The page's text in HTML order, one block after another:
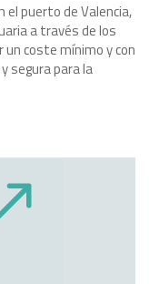
el puerto de Valencia,
a través de los
un coste mínimo y con
segura para la